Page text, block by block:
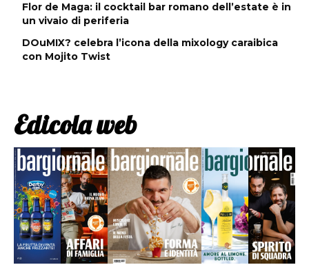
Flor de Maga: il cocktail bar romano dell’estate è in
un vivaio di periferia
DOuMIX? celebra l’icona della mixology caraibica
con Mojito Twist
Edicola web